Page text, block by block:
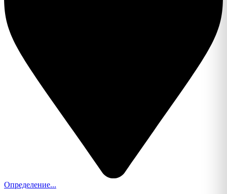
Определение...